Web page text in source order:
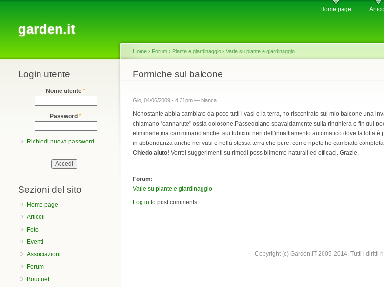
garden.it
Home page
Login utente
Nome utente *
Password *
Richiedi nuova password
Sezioni del sito
Home page
Articoli
Foto
Eventi
Associazioni
Forum
Bouquet
You are here
Home › Forum › Piante e giardinaggio › Varie su piante e giardinaggio
Formiche sul balcone
Gio, 04/06/2009 - 4:31pm — bianca
Nonostante abbia cambiato da poco tutti i vasi e la terra, ho riscontrato sul mio balcone una
chiamano "cannarute" ossia golosone.Passeggiano spavaldamente sulla ringhiera e fin qui
eliminarle;ma camminano anche sui tubicini neri dell'innaffiamento automatico dove la lotta è
in abbondanza anche nei vasi e nella stessa terra che pure, come ripeto ho cambiato
Chiedo aiuto! Vorrei suggerimenti su rimedi possibilmente naturali ed efficaci. Grazie,
Forum:
Varie su piante e giardinaggio
Log in to post comments
Copyright (c) Garden.IT 2005-2014. Tutti i diritti